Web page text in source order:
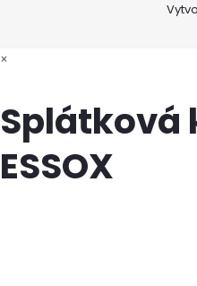
×
Splátková
ESSOX